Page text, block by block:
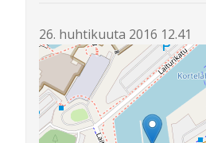
26. huhtikuuta 2016 12.41